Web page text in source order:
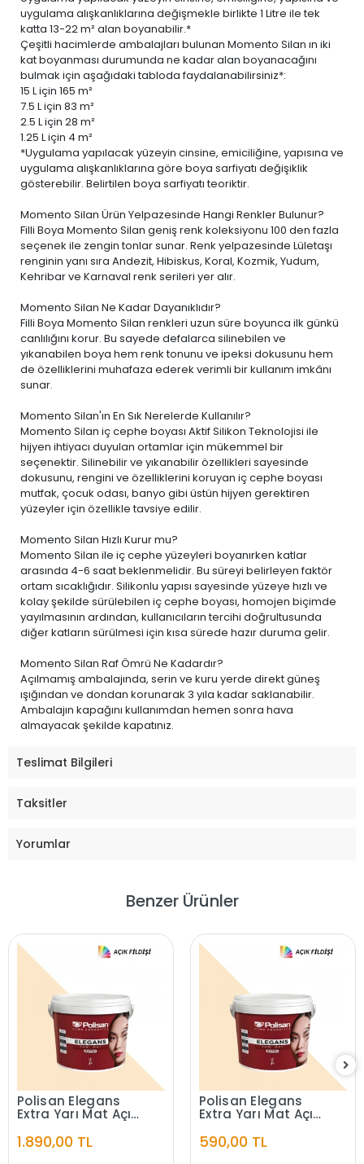
uygulama alışkanlıklarına değişmekle birlikte 1 Litre ile tek
katta 13-22 m² alan boyanabilir.*
Çeşitli hacimlerde ambalajları bulunan Momento Silan ın iki
kat boyanması durumunda ne kadar alan boyanacağını
bulmak için aşağıdaki tabloda faydalanabilirsiniz*:
15 Liçin 165 m²
7.5 Liçin 83 m²
2.5 Liçin 28 m²
1.25 Liçin 4 m²
*Uygulama yapılacak yüzeyin cinsine, emiciliğine, yapısına ve
uygulama alışkanlıklarına göre boya sarfiyatı değişiklik
gösterebilir. Belirtilen boya sarfiyatı teoriktir.
Momento Silan Ürün Yelpazesinde Hangi Renkler Bulunur?
Filli Boya Momento Silan geniş renk koleksiyonu 100 den fazla
seçenek ile zengin tonlar sunar. Renk yelpazesinde Lületaşı
renginin yanı sıra Andezit, Hibiskus, Koral, Kozmik, Yudum,
Kehribar ve Karnaval renk serileri yer alır.
Momento Silan Ne Kadar Dayanıklıdır?
Filli Boya Momento Silan renkleri uzun süre boyunca ilk günkü
canlılığını korur. Bu sayede defalarca silinebilen ve
yıkanabilen boya hem renk tonunu ve ipeksi dokusunu hem
de özelliklerini muhafaza ederek verimli bir kullanım imkânı
sunar.
Momento Silan'ın En Sık Nerelerde Kullanılır?
Momento Silan iç cephe boyası Aktif Silikon Teknolojisi ile
hijyen ihtiyacı duyulan ortamlar için mükemmel bir
seçenektir. Silinebilir ve yıkanabilir özellikleri sayesinde
dokusunu, rengini ve özelliklerini koruyan iç cephe boyası
mutfak, çocuk odası, banyo gibi üstün hijyen gerektiren
yüzeyler için özellikle tavsiye edilir.
Momento Silan Hızlı Kurur mu?
Momento Silan ile iç cephe yüzeyleri boyanırken katlar
arasında 4-6 saat beklenmelidir. Bu süreyi belirleyen faktör
ortam sıcaklığıdır. Silikonlu yapısı sayesinde yüzeye hızlı ve
kolay şekilde sürülebilen iç cephe boyası, homojen biçimde
yayılmasının ardından, kullanıcıların tercihi doğrultusunda
diğer katların sürülmesi için kısa sürede hazır duruma gelir.
Momento Silan Raf Ömrü Ne Kadardır?
Açılmamış ambalajında, serin ve kuru yerde direkt güneş
ışığından ve dondan korunarak 3 yıla kadar saklanabilir.
Ambalajın kapağını kullanımdan hemen sonra hava
almayacak şekilde kapatınız.
Teslimat Bilgileri
Taksitler
Yorumlar
Benzer Ürünler
Polisan Elegans
Extra Yarı Mat Açık
1.890,00 TL
Polisan Elegans
Extra Yarı Mat Açık
590,00 TL